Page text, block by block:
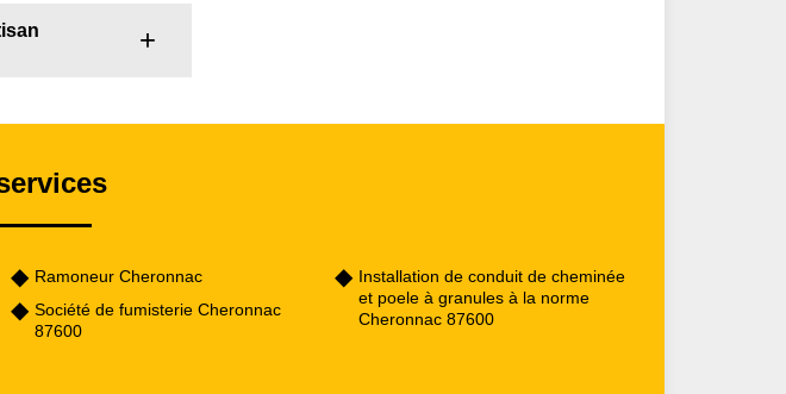
Ramoneur Cheronnac
Société de fumisterie Cheronnac
87600
Installation de conduit de cheminée
et poele à granules à la norme
Cheronnac 87600